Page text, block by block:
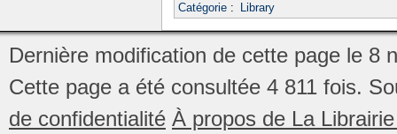
Catégorie: Library
Dernière modification de cette page le 8
Cette page a été consultée 4 811 fois.
de confidentialité À propos de La